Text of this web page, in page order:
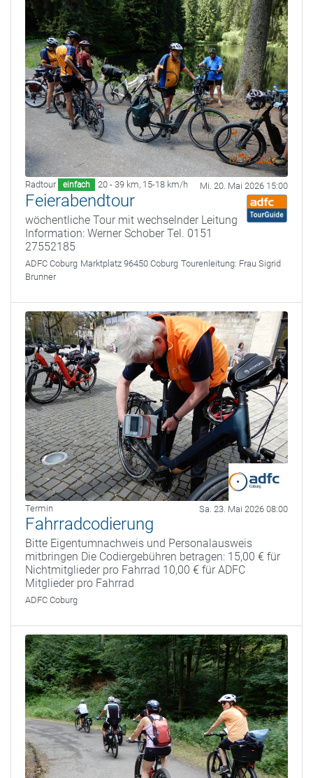
Radtour einfach 20 - 39 km, 15-18 km/h Mi. 20. Mai 2026 15:00
Feierabendtour
wöchentliche Tour mit wechselnder Leitung
Information: Werner Schober Tel. 0151
27552185
ADFC Coburg Marktplatz 96450 Coburg Tourenleitung: Frau Sigrid
Brunner
Termin Sa. 23. Mai 2026 08:00
Fahrradcodierung
Bitte Eigentumnachweis und Personalausweis
mitbringen Die Codiergebühren betragen: 15,00 € für
Nichtmitglieder pro Fahrrad 10,00 € für ADFC
Mitglieder pro Fahrrad
ADFC Coburg